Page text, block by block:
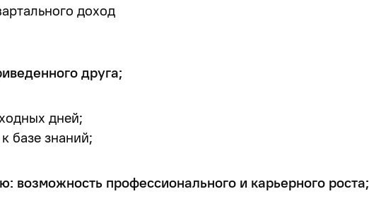
доход
друга;
дней;
базе знаний;
возможность профессионального и карьерного роста;